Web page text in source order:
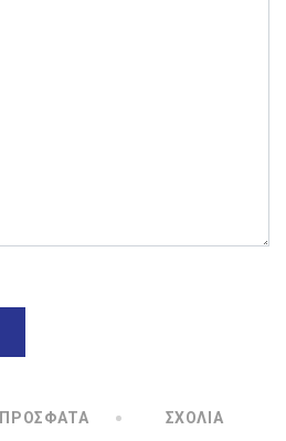
ΠΡΌΣΦΑΤΑ ΣΧΌΛΙΑ